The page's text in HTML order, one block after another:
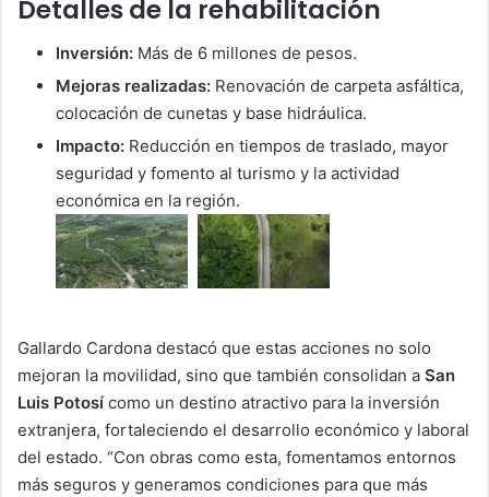
Detalles de la rehabilitación
Inversión: Más de 6 millones de pesos.
Mejoras realizadas: Renovación de carpeta asfáltica,
colocación de cunetas y base hidráulica.
Impacto: Reducción en tiempos de traslado, mayor
seguridad y fomento al turismo y la actividad
económica en la región.
Gallardo Cardona destacó que estas acciones no solo
mejoran la movilidad, sino que también consolidan a San
Luis Potosí como un destino atractivo para la inversión
extranjera, fortaleciendo el desarrollo económico y laboral
del estado. “Con obras como esta, fomentamos entornos
más seguros y generamos condiciones para que más